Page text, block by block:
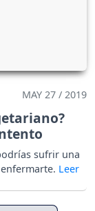
MAY 27 / 2019
sufrir una